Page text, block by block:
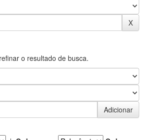
o resultado de busca.